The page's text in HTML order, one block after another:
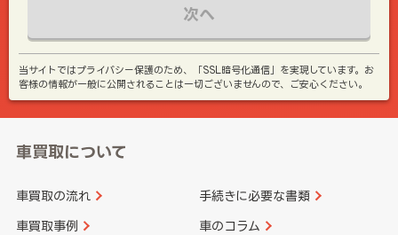
次へ
当サイトではプライバシー保護のため、「SSL暗号化通信」を実現しています。お
客様の情報が一般に公開されることは一切ございませんので、ご安心ください。
車買取について
車買取の流れ 手続きに必要な書類
車買取事例 車のコラム